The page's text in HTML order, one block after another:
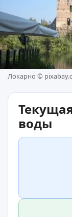
Локарно ©
воды